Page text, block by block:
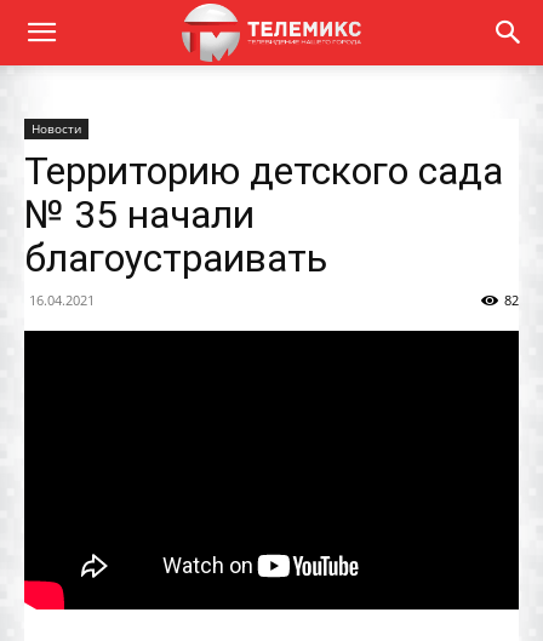
Новости
Территорию детского сада
№ 35 начали
благоустраивать
16.04.2021 82